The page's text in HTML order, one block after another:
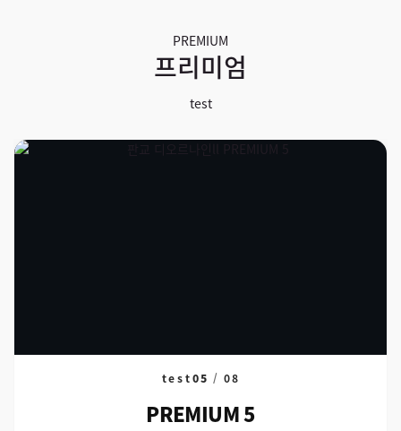
PREMIUM
프리미엄
test
test05 / 08
PREMIUM 5